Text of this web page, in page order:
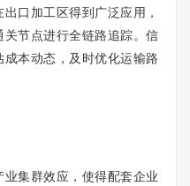
口加工区得到广泛应用，
节点进行全链路追踪。信
本动态，及时优化运输路
集群效应，使得配套企业